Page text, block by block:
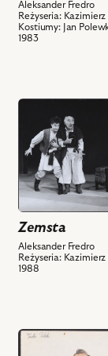
Aleksander Fredro
Reżyseria:
Kostiumy: Jan
1983
przejdź
obiektu
Zemsta,
Na
zdjęciu:
Jacek
Kawalec
-
Mularz,
Mularz,
Andrzej
Zemsta
Aleksander Fredro
Reżyseria:
1988
przejdź